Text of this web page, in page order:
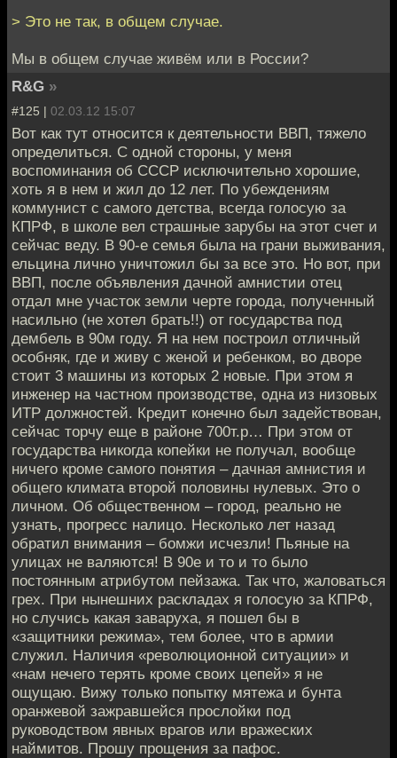
> Это не так, в общем случае.
Мы в общем случае живём или в России?
R&G »
#125 | 02.03.12 15:07
Вот как тут относится к деятельности ВВП, тяжело
определиться. С одной стороны, у меня
воспоминания об СССР исключительно хорошие,
хоть я в нем и жил до 12 лет. По убеждениям
коммунист с самого детства, всегда голосую за
КПРФ, в школе вел страшные зарубы на этот счет и
сейчас веду. В 90-е семья была на грани выживания,
ельцина лично уничтожил бы за все это. Но вот, при
ВВП, после объявления дачной амнистии отец
отдал мне участок земли черте города, полученный
насильно (не хотел брать!!) от государства под
дембель в 90м году. Я на нем построил отличный
особняк, где и живу с женой и ребенком, во дворе
стоит 3 машины из которых 2 новые. При этом я
инженер на частном производстве, одна из низовых
ИТР должностей. Кредит конечно был задействован,
сейчас торчу еще в районе 700т.р… При этом от
государства никогда копейки не получал, вообще
ничего кроме самого понятия – дачная амнистия и
общего климата второй половины нулевых. Это о
личном. Об общественном – город, реально не
узнать, прогресс налицо. Несколько лет назад
обратил внимания – бомжи исчезли! Пьяные на
улицах не валяются! В 90е и то и то было
постоянным атрибутом пейзажа. Так что, жаловаться
грех. При нынешних раскладах я голосую за КПРФ,
но случись какая заваруха, я пошел бы в
«защитники режима», тем более, что в армии
служил. Наличия «революционной ситуации» и
«нам нечего терять кроме своих цепей» я не
ощущаю. Вижу только попытку мятежа и бунта
оранжевой зажравшейся прослойки под
руководством явных врагов или вражеских
наймитов. Прошу прощения за пафос.